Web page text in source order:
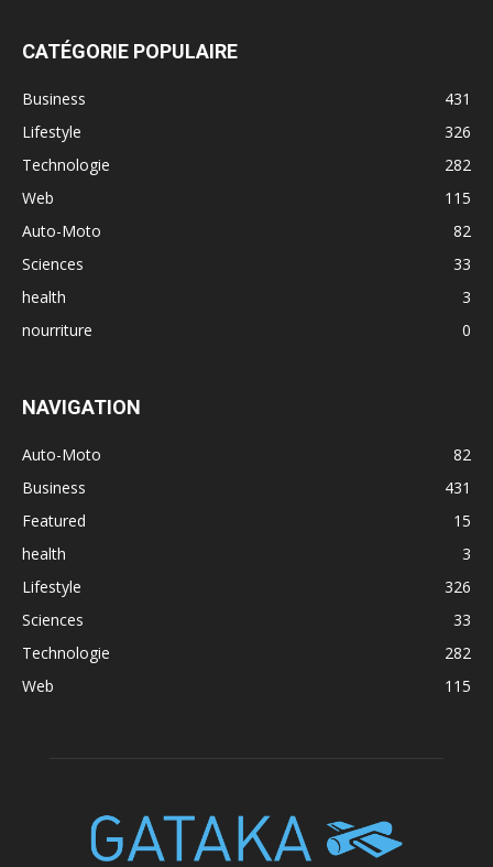
CATÉGORIE POPULAIRE
Business
431
Lifestyle
326
Technologie
282
Web
115
Auto-Moto
82
Sciences
33
health
3
nourriture
0
NAVIGATION
Auto-Moto
82
Business
431
Featured
15
health
3
Lifestyle
326
Sciences
33
Technologie
282
Web
115